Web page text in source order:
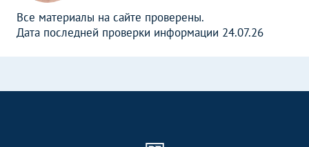
Все материалы на сайте проверены.
Дата последней проверки информации 24.07.26